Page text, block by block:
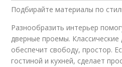
Подбирайте материалы по
Разнообразить интерьер
дверные проемы. Классические
обеспечит свободу, простор.
гостиной и кухней, сделает